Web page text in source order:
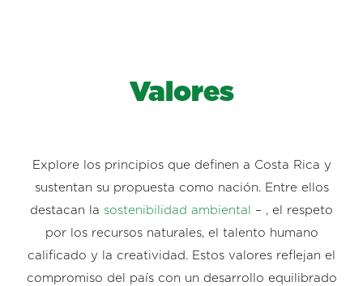
Valores
Explore los principios que definen a Costa Rica y
sustentan su propuesta como nación. Entre ellos
destacan la sostenibilidad ambiental
– , el respeto
por los recursos naturales, el talento humano
calificado y la creatividad. Estos valores reflejan el
compromiso del país con un desarrollo equilibrado